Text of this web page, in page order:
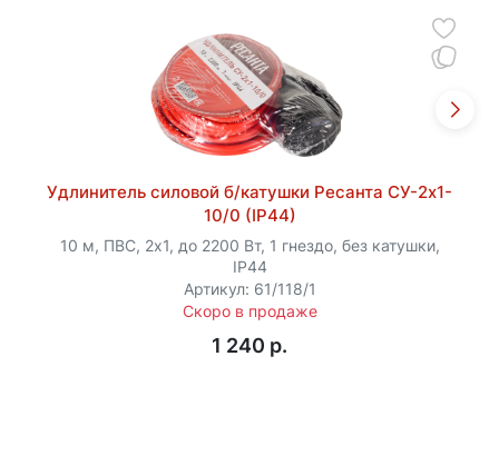
Удлинитель силовой б/катушки Ресанта СУ-2х1-
10/0 (IP44)
10 м, ПВС, 2х1, до 2200 Вт, 1 гнездо, без катушки,
IP44
Артикул: 61/118/1
Скоро в продаже
1 240 p.